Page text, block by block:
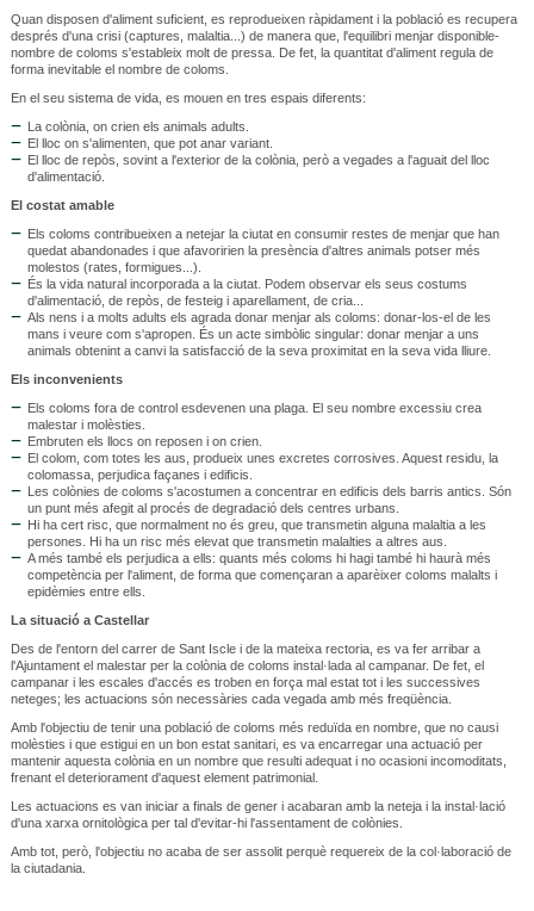
Quan disposen d'aliment suficient, es reprodueixen ràpidament i la població es recupera
després d'una crisi (captures, malaltia...) de manera que, l'equilibri menjar disponible-
nombre de coloms s'estableix molt de pressa. De fet, la quantitat d'aliment regula de
forma inevitable el nombre de coloms.
En el seu sistema de vida, es mouen en tres espais diferents:
La colònia, on crien els animals adults.
El lloc on s'alimenten, que pot anar variant.
El lloc de repòs, sovint a l'exterior de la colònia, però a vegades a l'aguait del lloc
d'alimentació.
El costat amable
Els coloms contribueixen a netejar la ciutat en consumir restes de menjar que han
quedat abandonades i que afavoririen la presència d'altres animals potser més
molestos (rates, formigues...).
És la vida natural incorporada a la ciutat. Podem observar els seus costums
d'alimentació, de repòs, de festeig i aparellament, de cria...
Als nens i a molts adults els agrada donar menjar als coloms: donar-los-el de les
mans i veure com s'apropen. És un acte simbòlic singular: donar menjar a uns
animals obtenint a canvi la satisfacció de la seva proximitat en la seva vida lliure.
Els inconvenients
Els coloms fora de control esdevenen una plaga. El seu nombre excessiu crea
malestar i molèsties.
Embruten els llocs on reposen i on crien.
El colom, com totes les aus, produeix unes excretes corrosives. Aquest residu, la
colomassa, perjudica façanes i edificis.
Les colònies de coloms s'acostumen a concentrar en edificis dels barris antics. Són
un punt més afegit al procés de degradació dels centres urbans.
Hi ha cert risc, que normalment no és greu, que transmetin alguna malaltia a les
persones. Hi ha un risc més elevat que transmetin malalties a altres aus.
A més també els perjudica a ells: quants més coloms hi hagi també hi haurà més
competència per l'aliment, de forma que començaran a aparèixer coloms malalts i
epidèmies entre ells.
La situació a Castellar
Des de l'entorn del carrer de Sant Iscle i de la mateixa rectoria, es va fer arribar a
l'Ajuntament el malestar per la colònia de coloms instal·lada al campanar. De fet, el
campanar i les escales d'accés es troben en força mal estat tot i les successives
neteges; les actuacions són necessàries cada vegada amb més freqüència.
Amb l'objectiu de tenir una població de coloms més reduïda en nombre, que no causi
molèsties i que estigui en un bon estat sanitari, es va encarregar una actuació per
mantenir aquesta colònia en un nombre que resulti adequat i no ocasioni incomoditats,
frenant el deteriorament d'aquest element patrimonial.
Les actuacions es van iniciar a finals de gener i acabaran amb la neteja i la instal·lació
d'una xarxa ornitològica per tal d'evitar-hi l'assentament de colònies.
Amb tot, però, l'objectiu no acaba de ser assolit perquè requereix de la col·laboració de
la ciutadania.